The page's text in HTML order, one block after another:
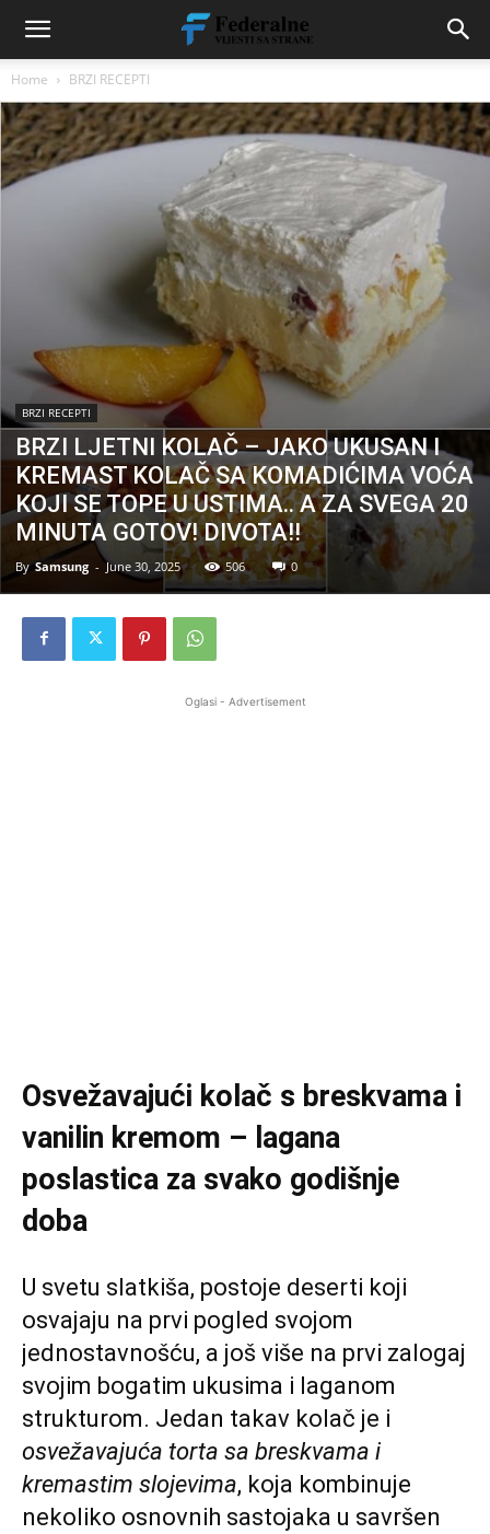
Home BRZI RECEPTI
BRZI RECEPTI
BRZI LJETNI KOLAČ – JAKO UKUSAN I
KREMAST KOLAČ SA KOMADIĆIMA VOĆA
KOJI SE TOPE U USTIMA.. A ZA SVEGA 20
MINUTA GOTOV! DIVOTA!!
By Samsung - June 30, 2025 506 0
Oglasi - Advertisement
Osvežavajući kolač s breskvama i
vanilin kremom – lagana
poslastica za svako godišnje
doba
U svetu slatkiša, postoje deserti koji
osvajaju na prvi pogled svojom
jednostavnošću, a još više na prvi zalogaj
svojim bogatim ukusima i laganom
strukturom. Jedan takav kolač je i
osvežavajuća torta sa breskvama i
kremastim slojevima, koja kombinuje
nekoliko osnovnih sastojaka u savršen